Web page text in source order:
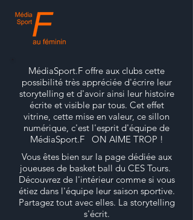
MédiaSport.F offre aux clubs cette
possibilité très appréciée d'écrire leur
storytelling et d'avoir ainsi leur histoire
écrite et visible par tous. Cet effet
vitrine, cette mise en valeur, ce sillon
numérique, c'est l'esprit d'équipe de
MédiaSport.F ON AIME TROP !
Vous êtes bien sur la page dédiée aux
joueuses de basket ball du CES Tours.
Découvrez de l'intérieur comme si vous
étiez dans l'équipe leur saison sportive.
Partagez tout avec elles. La storytelling
s'écrit.